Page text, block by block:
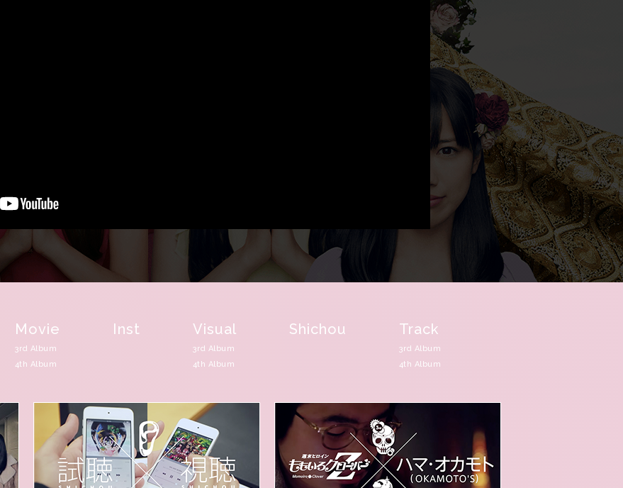
Movie
3rd Album
4th Album
Inst Visual
3rd Album
4th Album
Shichou Track
3rd Album
4th Album